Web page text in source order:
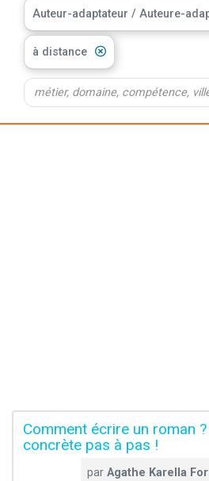
Auteur-adaptateur / Auteure-
à distance
Comment écrire un roman
concrète pas à pas !
par Agathe Karella